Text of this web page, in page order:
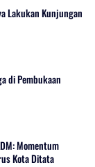
Lakukan Kunjungan
di Pembukaan
Momentum
Kota Ditata